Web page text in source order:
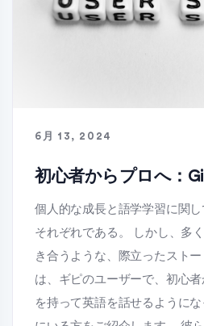
6月 13, 2024
初心者からプロへ：
個人的な成長と語学学習に関
それぞれである。 しかし、多
き合うような、際立ったスト
は、ギピのユーザーで、初心
を持って英語を話せるように